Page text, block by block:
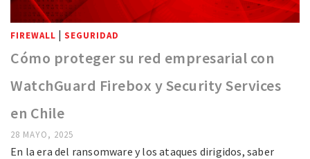
FIREWALL | SEGURIDAD
Cómo proteger su red empresarial con
WatchGuard Firebox y Security Services
en Chile
28 MAYO, 2025
En la era del ransomware y los ataques dirigidos, saber